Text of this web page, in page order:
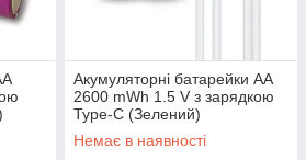
Акумуляторні батарейки АА
2600 mWh 1.5 V з зарядкою
Type-C (Зелений)
Немає в наявності